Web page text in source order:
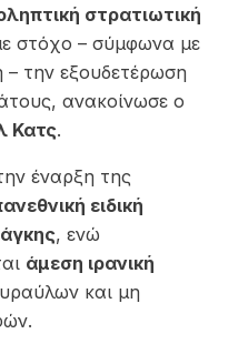
στρατιωτική
στόχο – σύμφωνα με
– την εξουδετέρωση
ανακοίνωσε ο
Κατς.
έναρξη της
ειδική
, ενώ
άμεση ιρανική
και μη